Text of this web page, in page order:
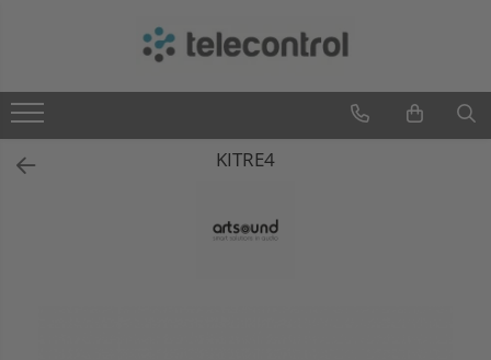
Teleco Automation
Artsound
KITRE4